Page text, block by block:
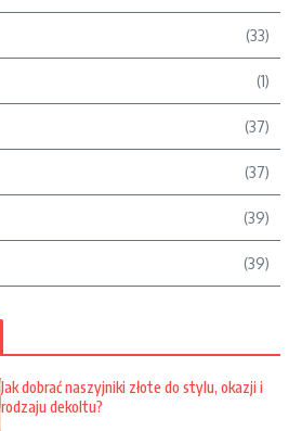
(33)
(1)
(37)
(37)
(39)
(39)
Jak dobrać naszyjniki złote do stylu, okazji i
rodzaju dekoltu?